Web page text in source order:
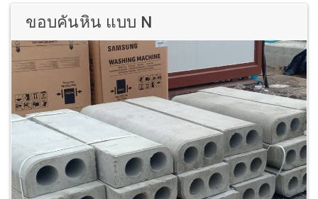
ขอบคันหิน แบบ N